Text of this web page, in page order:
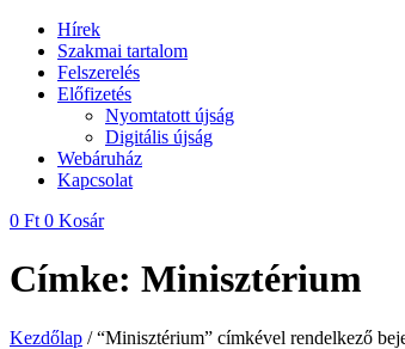
Hírek
Szakmai tartalom
Felszerelés
Előfizetés
Nyomtatott újság
Digitális újság
Webáruház
Kapcsolat
0 Ft 0 Kosár
Címke: Minisztérium
Kezdőlap / “Minisztérium” címkével rendelkező